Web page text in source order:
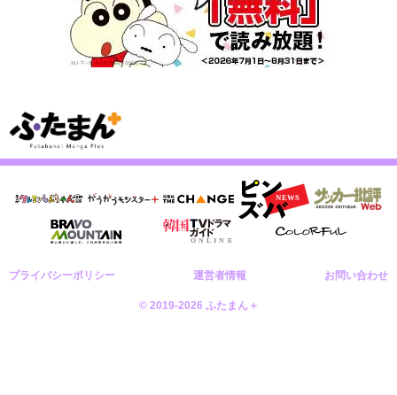
プライバシーポリシー 運営者情報 お問い合わせ
© 2019-2026 ふたまん＋